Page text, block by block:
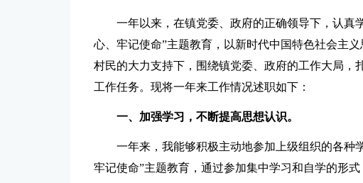
一年以来，在镇党委、政府的正确领导下，认真
心、牢记使命”主题教育，以新时代中国特色社会主
村民的大力支持下，围绕镇党委、政府的工作大局，
工作任务。现将一年来工作情况述职如下：
一、加强学习， 不断提高思想认识。
一年来，我能够积极主动地参加上级组织的各种
牢记使命”主题教育，通过参加集中学习和自学的形